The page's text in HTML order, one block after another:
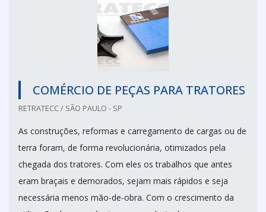
COMÉRCIO DE PEÇAS PARA TRATORES
RETRATECC / SÃO PAULO - SP
As construções, reformas e carregamento de cargas ou de
terra foram, de forma revolucionária, otimizados pela
chegada dos tratores. Com eles os trabalhos que antes
eram braçais e demorados, sejam mais rápidos e seja
necessária menos mão-de-obra. Com o crescimento da